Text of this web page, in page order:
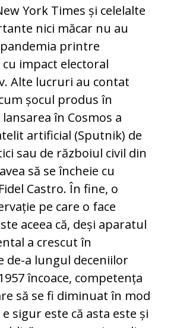
York Times și celelalte
nici măcar nu au
printre
impact electoral
Alte lucruri au contat
șocul produs în
în Cosmos a
artificial (Sputnik) de
sau de războiul civil din
să se încheie cu
Castro. În fine, o
pe care o face
aceea că, deși aparatul
a crescut în
de-a lungul deceniilor
încoace, competența
să se fi diminuat în mod
e sigur este că asta este și